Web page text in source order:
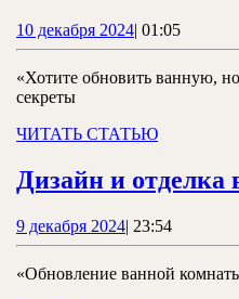
10 декабря 202410
декабря
| 01:05
«Хотите обновить ванную,
секреты
ЧИТАТЬ СТАТЬЮЧИТАТЬ
Дизайн и
9 декабря 20249
декабря
| 23:54
«Обновление ванной